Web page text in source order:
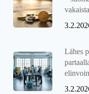
Lähes